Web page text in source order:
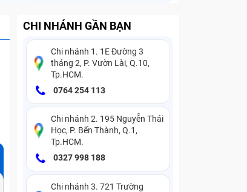
CHI NHÁNH GẦN BẠN
Chi nhánh 1. 1E Đường 3
tháng 2, P. Vườn Lài, Q.10,
Tp.HCM.
0764 254 113
Chi nhánh 2. 195 Nguyễn Thái
Học, P. Bến Thành, Q.1,
Tp.HCM.
0327 998 188
Chi nhánh 3. 721 Trường